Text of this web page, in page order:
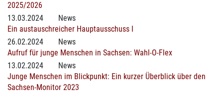
2025/2026
13.03.2024
News
Ein austauschreicher Hauptausschuss I
26.02.2024
News
Aufruf für junge Menschen in Sachsen: Wahl-O-Flex
13.02.2024
News
Junge Menschen im Blickpunkt: Ein kurzer Überblick über den
Sachsen-Monitor 2023